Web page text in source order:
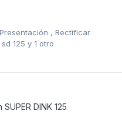
Presentación , Rectificar
125 y 1 otro
SUPER DINK 125